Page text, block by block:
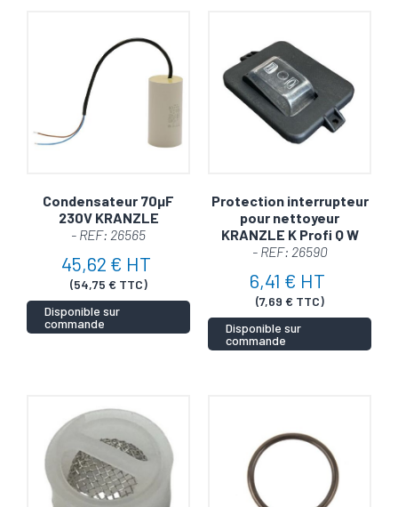
Condensateur 70µF
230V KRANZLE
- REF: 26565
45,62 € HT
(54,75 € TTC)
Disponible sur
commande
Protection interrupteur
pour nettoyeur
KRANZLE K Profi Q W
- REF: 26590
6,41 € HT
(7,69 € TTC)
Disponible sur
commande